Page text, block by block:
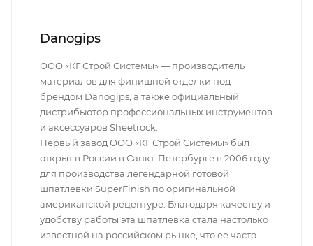
Danogips
ООО «КГ Строй Системы» — производитель
материалов для финишной отделки под
брендом Danogips, а также официальный
дистрибьютор профессиональных инструментов
и аксессуаров Sheetrock.
Первый завод ООО «КГ Строй Системы» был
открыт в России в Санкт-Петербурге в 2006 году
для производства легендарной готовой
шпатлевки SuperFinish по оригинальной
американской рецептуре. Благодаря качеству и
удобству работы эта шпатлевка стала настолько
известной на российском рынке, что ее часто